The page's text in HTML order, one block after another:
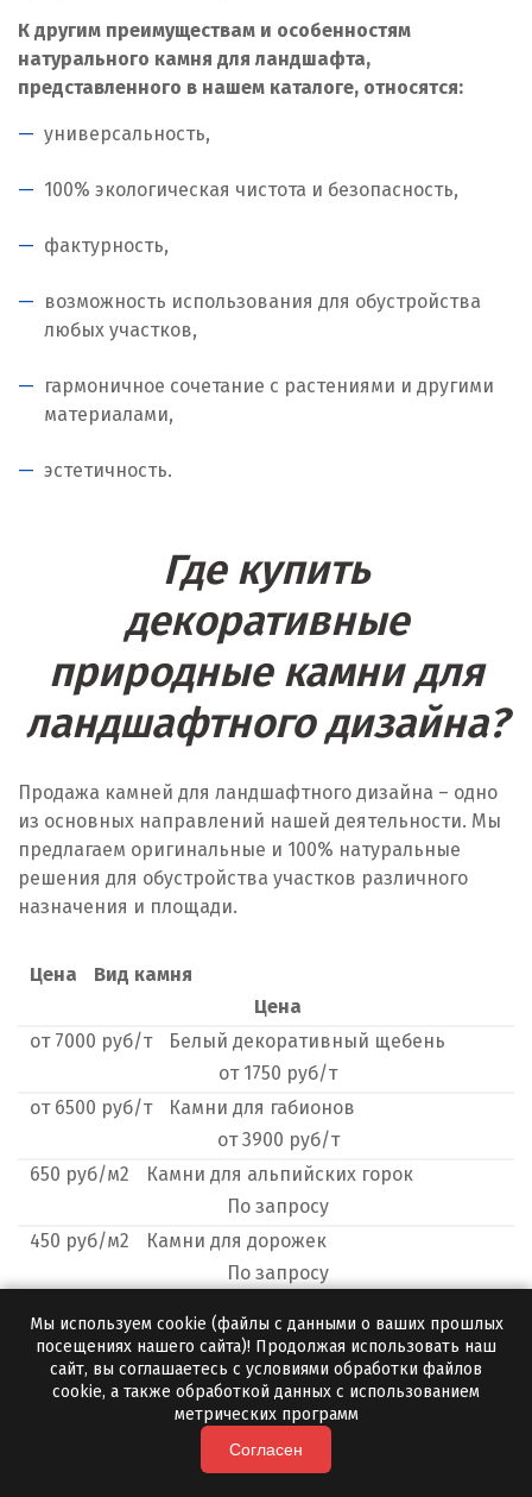
К другим преимуществам и особенностям
натурального камня для ландшафта,
представленного в нашем каталоге, относятся:
универсальность,
100% экологическая чистота и безопасность,
фактурность,
возможность использования для обустройства
любых участков,
гармоничное сочетание с растениями и другими
материалами,
эстетичность.
Где купить
декоративные
природные камни для
ландшафтного дизайна?
Продажа камней для ландшафтного дизайна – одно
из основных направлений нашей деятельности. Мы
предлагаем оригинальные и 100% натуральные
решения для обустройства участков различного
назначения и площади.
Цена
Вид камня
Цена
от 7000 руб/т
Белый декоративный щебень
от 1750 руб/т
от 6500 руб/т
Камни для габионов
от 3900 руб/т
650 руб/м2
Камни для альпийских горок
По запросу
450 руб/м2
Камни для дорожек
По запросу
ландшафта
По запросу
запросу Белые камни для ландшафта
запросу
Мы используем cookie (файлы с данными о ваших прошлых
посещениях нашего сайта)! Продолжая использовать наш
сайт, вы соглашаетесь с условиями обработки файлов
cookie, а также обработкой данных с использованием
метрических программ
Согласен